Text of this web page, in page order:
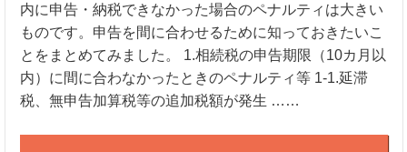
内に申告・納税できなかった場合のペナルティは大きい
ものです。申告を間に合わせるために知っておきたいこ
とをまとめてみました。 1.相続税の申告期限（10カ月以
内）に間に合わなかったときのペナルティ等 1-1.延滞
税、無申告加算税等の追加税額が発生 ……